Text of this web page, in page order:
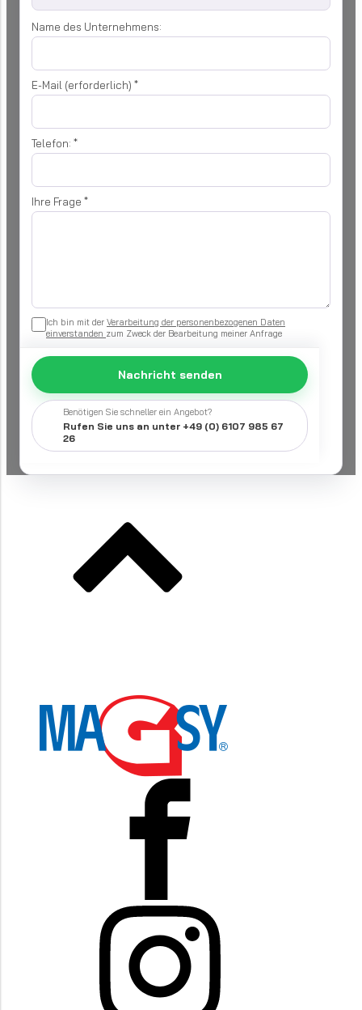
Name des Unternehmens:
E-Mail (erforderlich) *
Telefon: *
Ihre Frage *
Ich bin mit der Verarbeitung der personenbezogenen Daten
einverstanden zum Zweck der Bearbeitung meiner Anfrage
Nachricht senden
Benötigen Sie schneller ein Angebot?
Rufen Sie uns an unter +49 (0) 6107 985 67
26